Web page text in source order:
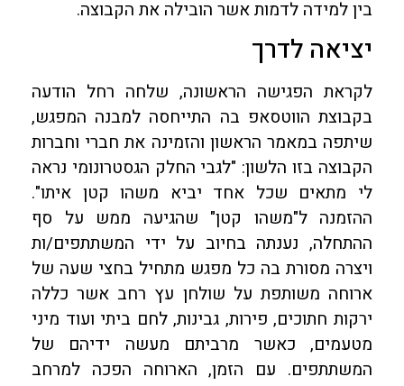
בין למידה לדמות אשר הובילה את הקבוצה.
יציאה לדרך
לקראת הפגישה הראשונה, שלחה רחל הודעה
בקבוצת הווטסאפ בה התייחסה למבנה המפגש,
שיתפה במאמר הראשון והזמינה את חברי וחברות
הקבוצה בזו הלשון: "לגבי החלק הגסטרונומי נראה
לי מתאים שכל אחד יביא משהו קטן איתו".
ההזמנה ל"משהו קטן" שהגיעה ממש על סף
ההתחלה, נענתה בחיוב על ידי המשתתפים/ות
ויצרה מסורת בה כל מפגש מתחיל בחצי שעה של
ארוחה משותפת על שולחן עץ רחב אשר כללה
ירקות חתוכים, פירות, גבינות, לחם ביתי ועוד מיני
מטעמים, כאשר מרביתם מעשה ידיהם של
המשתתפים. עם הזמן, הארוחה הפכה למרחב